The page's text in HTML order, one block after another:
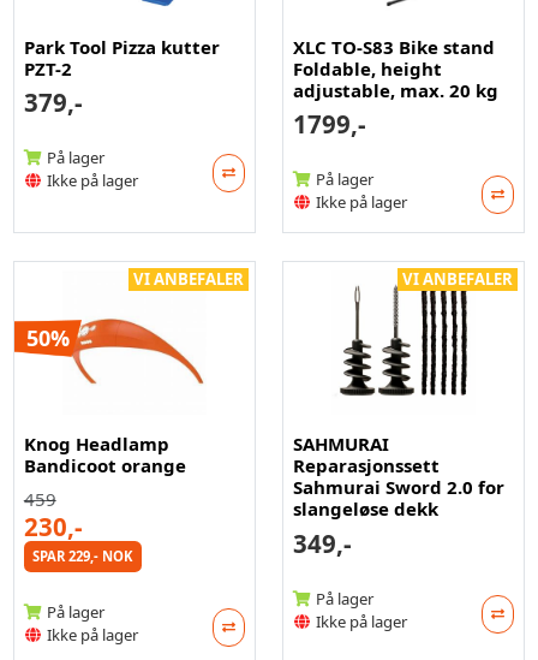
Park Tool Pizza kutter
PZT-2
379,-
På lager
Ikke på lager
XLC TO-S83 Bike stand
Foldable, height
adjustable, max. 20 kg
1799,-
På lager
Ikke på lager
VI ANBEFALER
50%
Knog Headlamp
Bandicoot orange
459
230,-
SPAR 229,- NOK
På lager
Ikke på lager
VI ANBEFALER
SAHMURAI
Reparasjonssett
Sahmurai Sword 2.0 for
slangeløse dekk
349,-
På lager
Ikke på lager